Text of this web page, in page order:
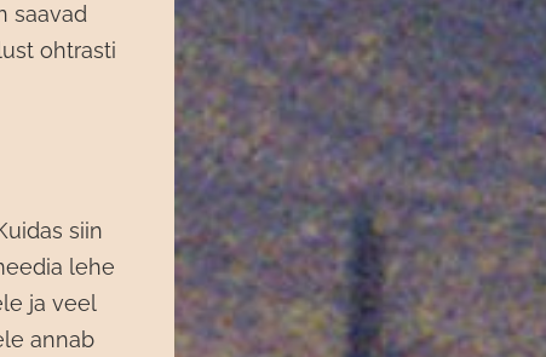
saavad
ohtrasti
siin
lehe
ja veel
annab